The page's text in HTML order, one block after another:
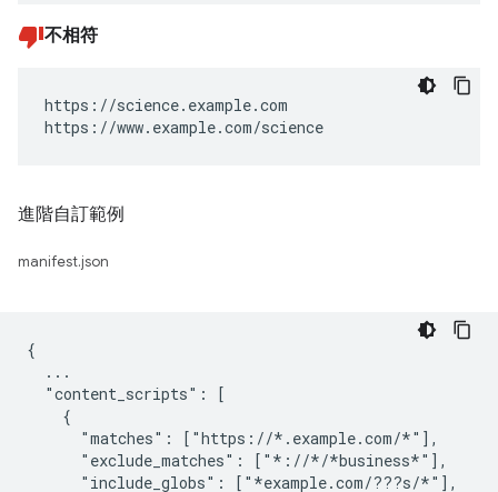
不相符
https://science.example.com
https://www.example.com/science
進階自訂範例
manifest.json
{
  ...
  "content_scripts": [
    {
      "matches": ["https://*.example.com/*"],
      "exclude_matches": ["*://*/*business*"],
      "include_globs": ["*example.com/???s/*"],